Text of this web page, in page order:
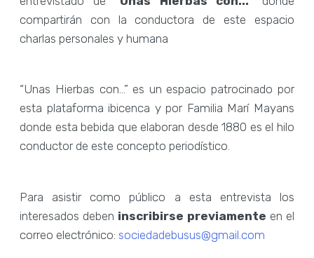
compartirán con la conductora de este espacio
charlas personales y humana
“Unas Hierbas con…” es un espacio patrocinado por
esta plataforma ibicenca y por Familia Marí Mayans
donde esta bebida que elaboran desde 1880 es el hilo
conductor de este concepto periodístico.
Para asistir como público a esta entrevista los
interesados deben inscribirse previamente en el
correo electrónico:sociedadebusus@gmail.com